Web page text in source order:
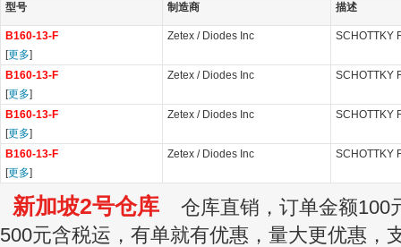
型号 制造商 描述
B160-13-F
[更多]
Zetex / Diodes Inc SCHOTTKY
B160-13-F
[更多]
Zetex / Diodes Inc SCHOTTKY
B160-13-F
[更多]
Zetex / Diodes Inc SCHOTTKY
B160-13-F
[更多]
Zetex / Diodes Inc SCHOTTKY
新加坡2号仓库 仓库直销，订单金额100
500元含税运，有单就有优惠，量大更优惠，